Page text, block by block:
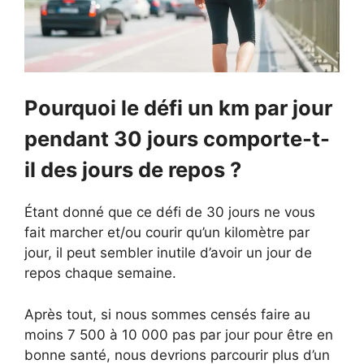
Pourquoi le défi un km par jour
pendant 30 jours comporte-t-
il des jours de repos ?
Étant donné que ce défi de 30 jours ne vous
fait marcher et/ou courir qu’un kilomètre par
jour, il peut sembler inutile d’avoir un jour de
repos chaque semaine.
Après tout, si nous sommes censés faire au
moins 7 500 à 10 000 pas par jour pour être en
bonne santé, nous devrions parcourir plus d’un